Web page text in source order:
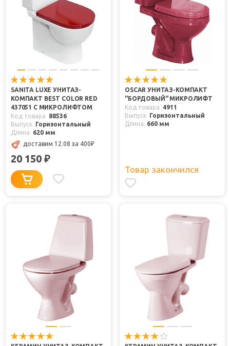
SANITA LUXE УНИТАЗ-
КОМПАКТ BEST COLOR RED
437051 С МИКРОЛИФТОМ
Код товара
88536
Выпуск Горизонтальный
Длина
620 мм
доставим 12.08 за 400₽
20 150 ₽
OSCAR УНИТАЗ-КОМПАКТ
"БОРДОВЫЙ" МИКРОЛИФТ
Код товара
4911
Выпуск Горизонтальный
Длина
660 мм
Товар закончился